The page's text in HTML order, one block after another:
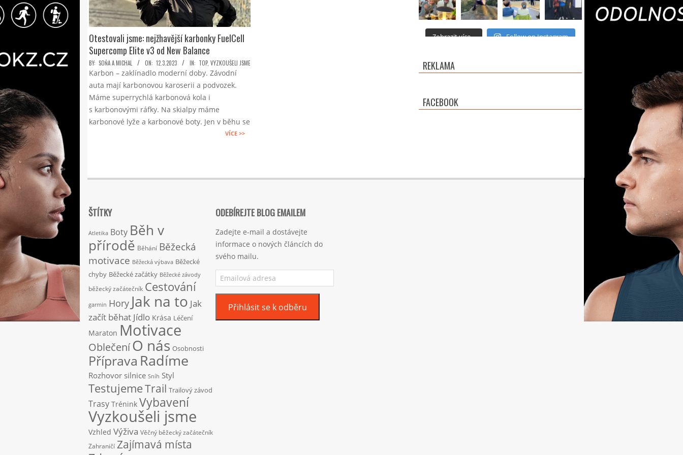
Otestovali jsme: nejžhavější karbonky FuelCell
Supercomp Elite v3 od New Balance
2023-
03-
12
BY: SOŇA A MICHAL ON: 12.3.2023 IN: TOP, VYZKOUŠELI JSME
Karbon – zaklínadlo moderní doby. Závodní
auta mají karbonovou karoserii a podvozek.
Máme superrychlá karbonová kola i
s karbonovými ráfky. Na skialpy máme
karbonové lyže a karbonové boty. Jen v běhu se
VÍCE >>
Zobrazit více... Follow on Instagram
REKLAMA
FACEBOOK
ŠTÍTKY
Atletika Boty Běh v
přírodě Běhání Běžecká
motivace Běžecká výbava Běžecké
chyby Běžecké začátky Běžecké závody
běžecký začátečník Cestování
garmin Hory Jak na to Jak
začít běhat Jídlo Krása Léčení
Maraton Motivace
OblečeníO nás Osobnosti
Příprava Radíme
Rozhovor silnice Sníh Styl
TestujemeTrail Trailový závod
Trasy Trénink Vybavení
Vyzkoušeli jsme
Vzhled Výživa Věčný běžecký začátečník
Zahraničí Zajímavá místa
ODEBÍREJTE BLOG EMAILEM
Zadejte e-mail a dostávejte
informace o nových článcích do
svého mailu.
Emailová
adresa
Přihlásit se k odběru